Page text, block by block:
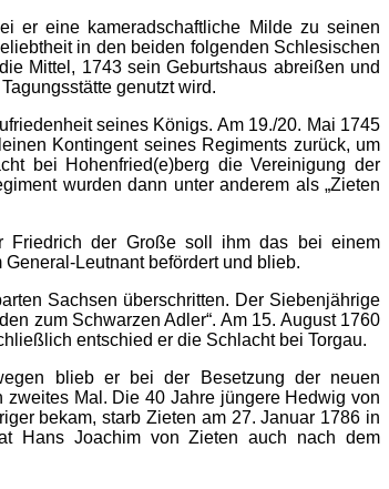
er eine kameradschaftliche Milde zu seinen
in den beiden folgenden Schlesischen
Mittel, 1743 sein Geburtshaus abreißen und
genutzt wird.
seines Königs. Am 19./20. Mai 1745
Kontingent seines Regiments zurück, um
bei Hohenfried(e)berg die Vereinigung der
wurden dann unter anderem als „Zieten
Friedrich der Große soll ihm das bei einem
Leutnant befördert und blieb.
Sachsen überschritten. Der Siebenjährige
zum Schwarzen Adler“. Am 15. August 1760
entschied er die Schlacht bei Torgau.
blieb er bei der Besetzung der neuen
zweites Mal. Die 40 Jahre jüngere Hedwig von
bekam, starb Zieten am 27. Januar 1786 in
Hans Joachim von Zieten auch nach dem